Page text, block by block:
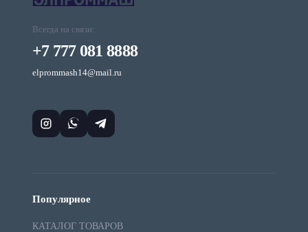
Всегда на связи:
+7 777 081 8888
elprommash14@mail.ru
Популярное
КАТАЛОГ ТОВАРОВ